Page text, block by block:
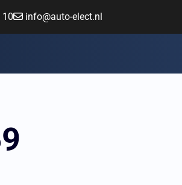
10 info@auto-elect.nl